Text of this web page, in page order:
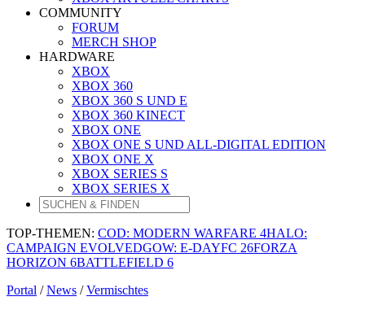
COMMUNITY
FORUM
MERCH SHOP
HARDWARE
XBOX
XBOX 360
XBOX 360 S UND E
XBOX 360 KINECT
XBOX ONE
XBOX ONE S UND ALL-DIGITAL EDITION
XBOX ONE X
XBOX SERIES S
XBOX SERIES X
TOP-THEMEN: COD: MODERN WARFARE 4HALO:
CAMPAIGN EVOLVEDGOW: E-DAYFC 26FORZA
HORIZON 6BATTLEFIELD 6
Portal /News /Vermischtes